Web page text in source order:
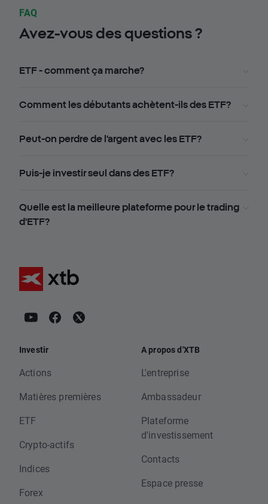
FAQ
Avez-vous des questions ?
ETF - comment ça marche?
Comment les débutants achètent-ils des ETF?
Peut-on perdre de l'argent avec les ETF?
Puis-je investir seul dans des ETF?
Quelle est la meilleure plateforme pour le trading
d'ETF?
Investir
Actions
Matières premières
ETF
Crypto-actifs
Indices
Forex
A propos d'XTB
L'entreprise
Ambassadeur
Plateforme
d'investissement
Contacts
Espace presse